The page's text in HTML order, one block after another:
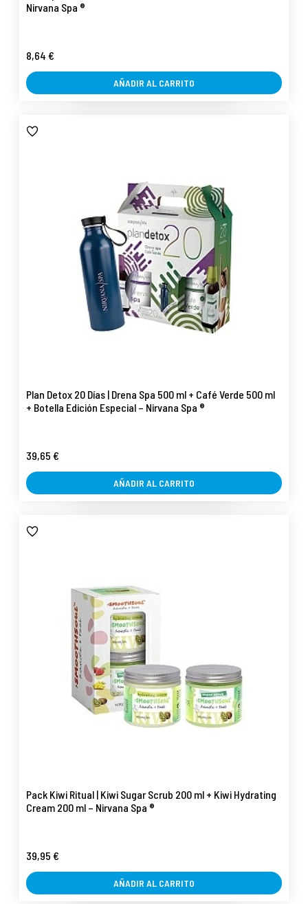
Nirvana Spa ®
8,64 €
AÑADIR AL CARRITO
Plan Detox 20 Días | Drena Spa 500 ml + Café Verde 500 ml
+ Botella Edición Especial – Nirvana Spa ®
39,65 €
AÑADIR AL CARRITO
Pack Kiwi Ritual | Kiwi Sugar Scrub 200 ml + Kiwi Hydrating
Cream 200 ml – Nirvana Spa ®
39,95 €
AÑADIR AL CARRITO